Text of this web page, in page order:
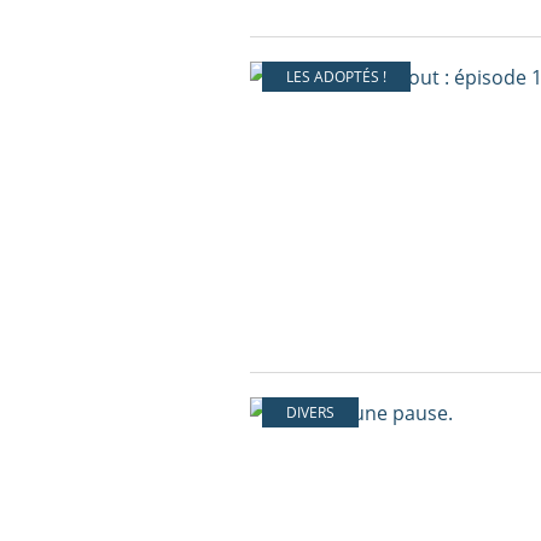
LES ADOPTÉS !
DIVERS